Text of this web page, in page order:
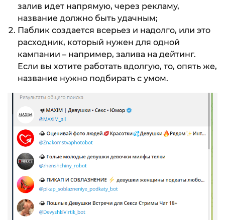
залив идет напрямую, через рекламу,
название должно быть удачным;
Паблик создается всерьез и надолго, или это
расходник, который нужен для одной
кампании – например, залива на дейтинг.
Если вы хотите работать вдолгую, то, опять же,
название нужно подбирать с умом.